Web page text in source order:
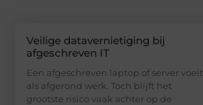
Veilige datavernietiging bij
afgeschreven IT
Een afgeschreven laptop of server voelt
als afgerond werk. Toch blijft het
grootste risico vaak achter op de